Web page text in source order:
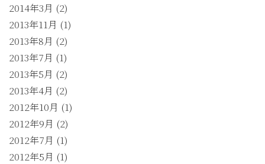
2014年3月 (2)
2013年11月 (1)
2013年8月 (2)
2013年7月 (1)
2013年5月 (2)
2013年4月 (2)
2012年10月 (1)
2012年9月 (2)
2012年7月 (1)
2012年5月 (1)